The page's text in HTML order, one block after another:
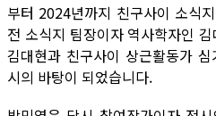
부터 2024년까지 친구사이 소식
전 소식지 팀장이자 역사학자인
김대현과 친구사이 상근활동가
시의 바탕이 되었습니다.